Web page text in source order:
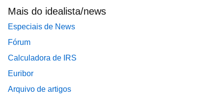
Mais do idealista/news
Especiais de News
Fórum
Calculadora de IRS
Euribor
Arquivo de artigos